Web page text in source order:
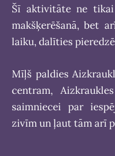
Šī aktivitāte ne tikai
makšķerēšanā, bet
laiku, dalīties
Mīļš paldies
centram,
saimniecei par
zivīm un ļaut tām arī